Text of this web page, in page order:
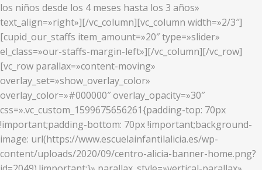
los niños desde los 4 meses hasta los 3 años»
text_align=»right»][/vc_column][vc_column width=»2/3″]
[cupid_our_staffs item_amount=»20″ type=»slider»
el_class=»our-staffs-margin-left»][/vc_column][/vc_row]
[vc_row parallax=»content-moving»
overlay_set=»show_overlay_color»
overlay_color=»#000000″ overlay_opacity=»30″
css=».vc_custom_1599675656261{padding-top: 70px
!important;padding-bottom: 70px !important;background-
image: url(https://www.escuelainfantilalicia.es/wp-
content/uploads/2020/09/centro-alicia-banner-home.png?